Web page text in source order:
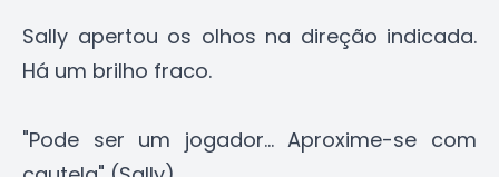
Sally apertou os olhos na direção indicada.
Há um brilho fraco.
"Pode ser um jogador... Aproxime-se com